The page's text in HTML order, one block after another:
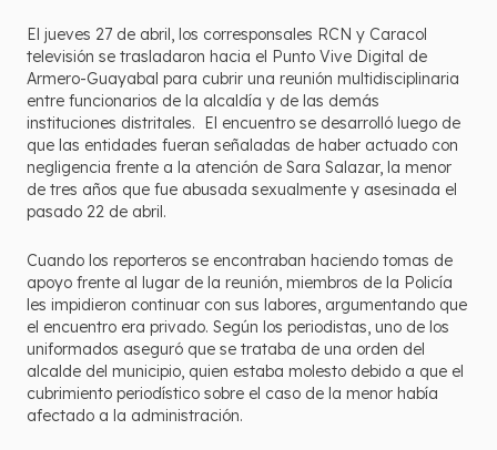
El jueves 27 de abril, los corresponsales RCN y Caracol
televisión se trasladaron hacia el Punto Vive Digital de
Armero-Guayabal para cubrir una reunión multidisciplinaria
entre funcionarios de la alcaldía y de las demás
instituciones distritales. El encuentro se desarrolló luego de
que las entidades fueran señaladas de haber actuado con
negligencia frente a la atención de Sara Salazar, la menor
de tres años que fue abusada sexualmente y asesinada el
pasado 22 de abril.
Cuando los reporteros se encontraban haciendo tomas de
apoyo frente al lugar de la reunión, miembros de la Policía
les impidieron continuar con sus labores, argumentando que
el encuentro era privado. Según los periodistas, uno de los
uniformados aseguró que se trataba de una orden del
alcalde del municipio, quien estaba molesto debido a que el
cubrimiento periodístico sobre el caso de la menor había
afectado a la administración.